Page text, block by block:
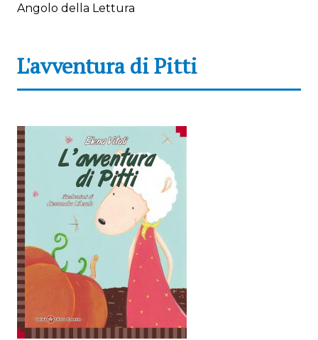
Angolo della Lettura
L'avventura di Pitti